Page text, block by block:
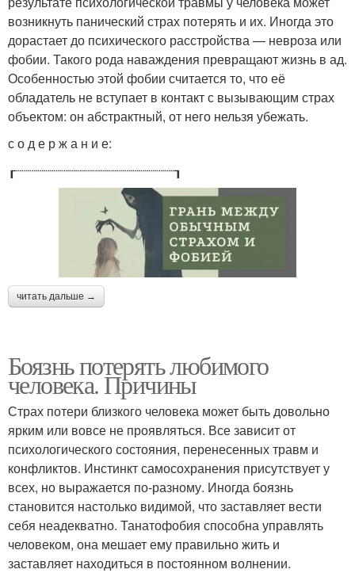
возникнуть панический страх потерять и их. Иногда это
дорастает до психического расстройства — невроза или
фобии. Такого рода наваждения превращают жизнь в ад.
Особенностью этой фобии считается то, что её
обладатель не вступает в контакт с вызывающим страх
объектом: он абстрактный, от него нельзя убежать.
с о д е р ж а н и е:
┎┈┈┈┈┈┈┈┈┈┈┈┈┈┈┈┈┈┈┈┈┒
читать дальше →
Боязнь потерять любимого
человека. Причины
Страх потери близкого человека может быть довольно
ярким или вовсе не проявляться. Все зависит от
психологического состояния, перенесенных травм и
конфликтов. Инстинкт самосохранения присутствует у
всех, но выражается по-разному. Иногда боязнь
становится настолько видимой, что заставляет вести
себя неадекватно. Танатофобия способна управлять
человеком, она мешает ему правильно жить и
заставляет находиться в постоянном волнении.